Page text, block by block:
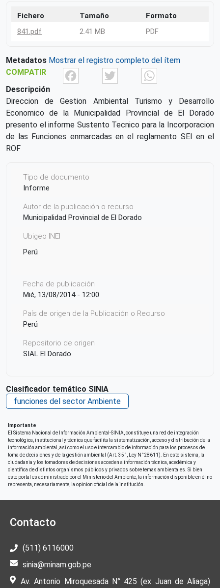
Fichero Tamaño
Formato
841.pdf
2.41 MB PDF
Metadatos Mostrar el registro completo del ítem
COMPATIR
FacebookTwitter
Descripción
Direccion de Gestion Ambiental Turismo y Desarrollo
Economico de la Municipalidad Provincial de El Dorado
presento el informe Sustento Tecnico para la Incorporacion
de las Funciones enmarcadas en el reglamento SEI en el
ROF
Tipo de documento
Informe
Autor de la publicación o recurso
Municipalidad Provincial de El Dorado
Ubigeo INEI
Perú
Fecha de publicación
Mié, 13/08/2014 - 12:00
País de origen de la Publicación o Recurso
Perú
Repositorio de origen
SIAL El Dorado
Clasificador temático SINIA
funciones del sector Ambiente
Importante
El Sistema Nacional de Información Ambiental-SINIA, constituye una red de integración
tecnológica, institucional y técnica que facilita la sistematización, acceso y distribución de la
información ambiental, así como el uso e intercambio de información para los procesos de
toma de decisiones y de la gestión ambiental (Art. 35°, Ley N°28611). En este sistema, la
ciudadania y los tomadores de decisiones acceden a información técnica, acedémica y
científica de distintos organismos públicos y privados sobre temas ambientales. Si bien
este portal es administrado por el Ministerio del Ambiente, la información disponible en él no
representa, necesariamente, la opinion oficial de la institución.
Contacto
(511) 6116000
sinia@minam.gob.pe
Av. Antonio Miroquesada N° 425 (ex Juan de Aliaga)